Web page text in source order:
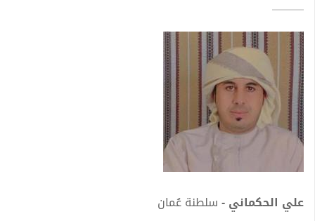
علي الحكماني -سلطنة عُمان